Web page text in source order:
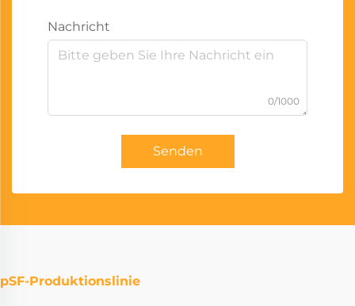
Nachricht
0/1000
Senden
pSF-Produktionslinie